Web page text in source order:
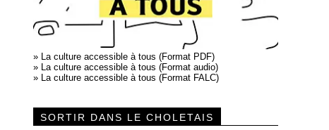
» La culture accessible à tous (Format PDF)
» La culture accessible à tous (Format audio)
» La culture accessible à tous (Format FALC)
SORTIR DANS LE CHOLETAIS